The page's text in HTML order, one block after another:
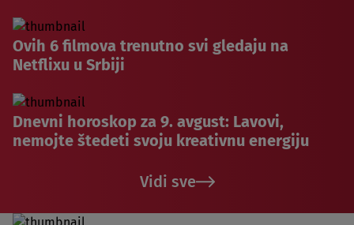
Ovih 6 filmova trenutno svi gledaju na
Netflixu u Srbiji
Dnevni horoskop za 9. avgust: Lavovi,
nemojte štedeti svoju kreativnu energiju
Vidi sve